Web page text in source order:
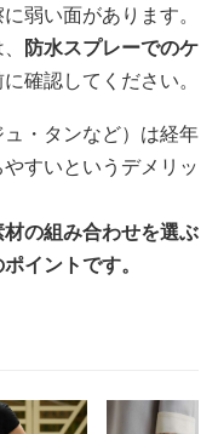
弱い面があります。
防水スプレーでのケ
確認してください。
・タンなど）は経年
すいというデメリッ
の組み合わせを選ぶ
イントです。